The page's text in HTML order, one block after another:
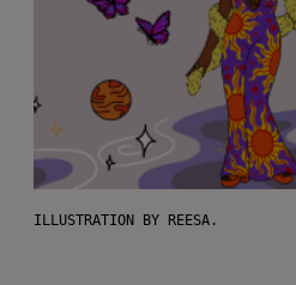
ILLUSTRATION BY REESA.